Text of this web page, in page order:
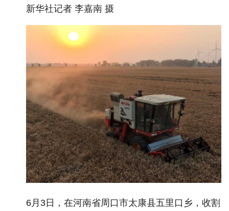
新华社记者 李嘉南 摄
6月3日，在河南省周口市太康县五里口乡，收割